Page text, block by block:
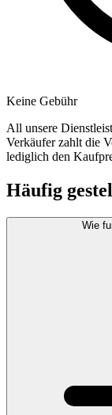
Keine Gebühr
All unsere
Verkäufer zahlt die
lediglich den
Häufig
Wie